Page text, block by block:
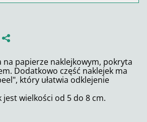
na papierze naklejkowym, pokryta
Dodatkowo część naklejek ma
który ułatwia odklejenie
jest wielkości od 5 do 8 cm.